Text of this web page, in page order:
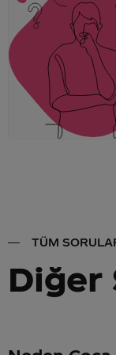
TÜM
Diğer